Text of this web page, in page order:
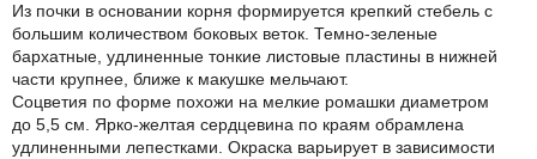
Из почки в основании корня формируется крепкий стебель с
большим количеством боковых веток. Темно-зеленые
бархатные, удлиненные тонкие листовые пластины в нижней
части крупнее, ближе к макушке мельчают.
Соцветия по форме похожи на мелкие ромашки диаметром
до 5,5 см. Ярко-желтая сердцевина по краям обрамлена
удлиненными лепестками. Окраска варьирует в зависимости